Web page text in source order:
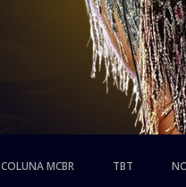
COLUNA MCBR TBT